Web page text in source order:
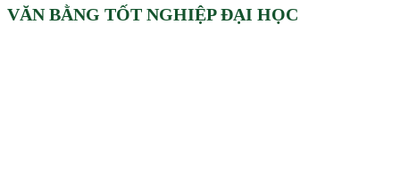
VĂN BẰNG TỐT NGHIỆP ĐẠI HỌC